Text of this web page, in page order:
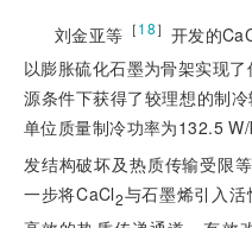
刘金亚等 ［18］ 开发的
以膨胀硫化石墨为骨架实现
源条件下获得了较理想的制
单位质量制冷功率为132.5
发结构破坏及热质传输受限
一步将CaCl2与石墨烯引入